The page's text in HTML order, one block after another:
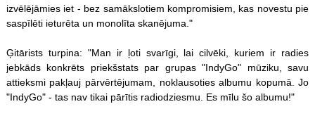
izvēlējāmies iet - bez samākslotiem kompromisiem, kas novestu pie
saspīlēti ieturēta un monolīta skanējuma."
Ģitārists turpina: "Man ir ļoti svarīgi, lai cilvēki, kuriem ir radies
jebkāds konkrēts priekšstats par grupas "IndyGo" mūziku, savu
attieksmi pakļauj pārvērtējumam, noklausoties albumu kopumā. Jo
"IndyGo" - tas nav tikai pārītis radiodziesmu. Es mīlu šo albumu!"